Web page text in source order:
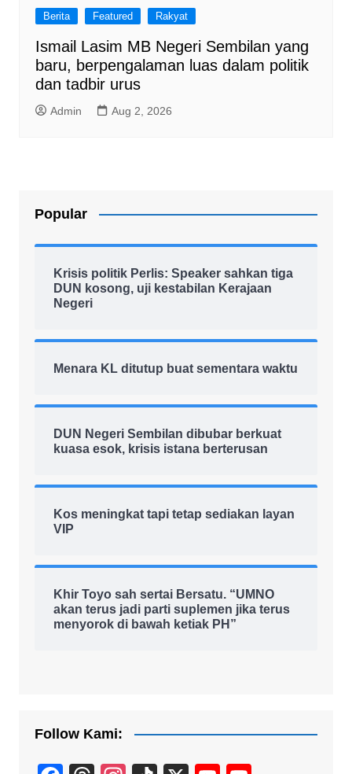
Berita Featured Rakyat
Ismail Lasim MB Negeri Sembilan yang
baru, berpengalaman luas dalam politik
dan tadbir urus
Admin Aug 2, 2026
Popular
Krisis politik Perlis: Speaker sahkan tiga
DUN kosong, uji kestabilan Kerajaan
Negeri
Menara KL ditutup buat sementara waktu
DUN Negeri Sembilan dibubar berkuat
kuasa esok, krisis istana berterusan
Kos meningkat tapi tetap sediakan layan
VIP
Khir Toyo sah sertai Bersatu. “UMNO
akan terus jadi parti suplemen jika terus
menyorok di bawah ketiak PH”
Follow Kami: